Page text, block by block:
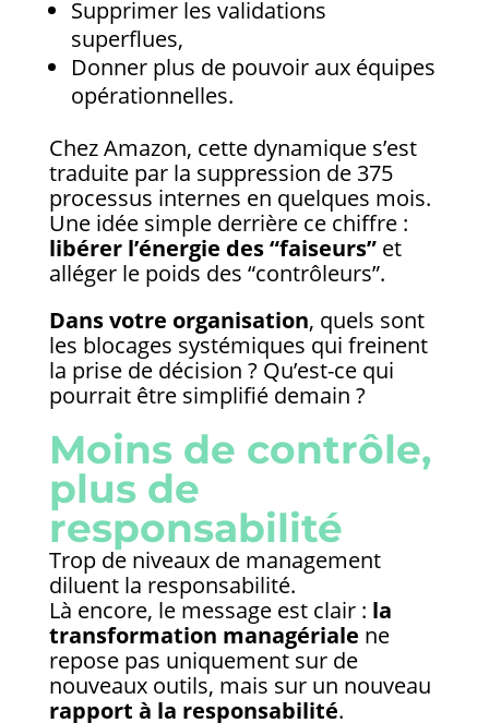
Supprimer les validations
superflues,
Donner plus de pouvoir aux équipes
opérationnelles.
Chez Amazon, cette dynamique s’est
traduite par la suppression de 375
processus internes en quelques mois.
Une idée simple derrière ce chiffre :
libérer l’énergie des “faiseurs”et
alléger le poids des “contrôleurs”.
Dans votre organisation, quels sont
les blocages systémiques qui freinent
la prise de décision ? Qu’est-ce qui
pourrait être simplifié demain ?
Moins de contrôle,
plus de
responsabilité
Trop de niveaux de management
diluent la responsabilité.
Là encore, le message est clair : la
transformation managériale ne
repose pas uniquement sur de
nouveaux outils, mais sur un nouveau
rapport à la responsabilité.